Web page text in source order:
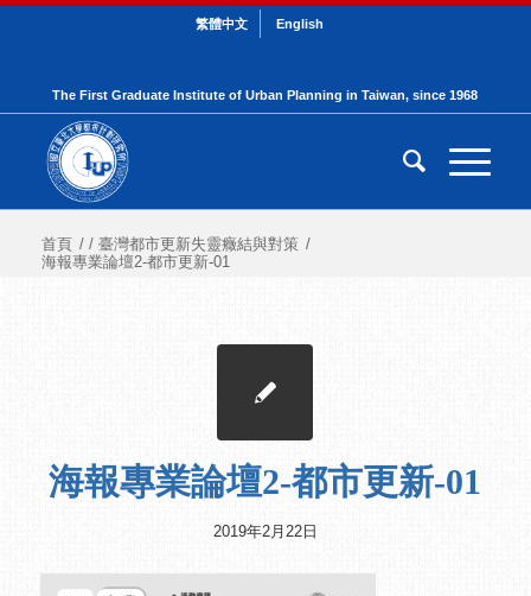
繁體中文 English
The First Graduate Institute of Urban Planning in Taiwan, since 1968
首頁 / / 臺灣都市更新失靈癥結與對策 /
海報專業論壇2-都市更新-01
海報專業論壇2-都市更新-01
2019年2月22日